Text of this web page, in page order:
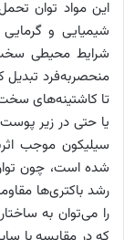
این مواد توان
شیمیایی و
شرایط محیطی سخت
منحصربه‌فرد تبدیل
تا کاشتینه‌های
یا حتی در زیر
سیلیکون موجب
شده است، چون
رشد باکتری‌ها
را می‌توان به